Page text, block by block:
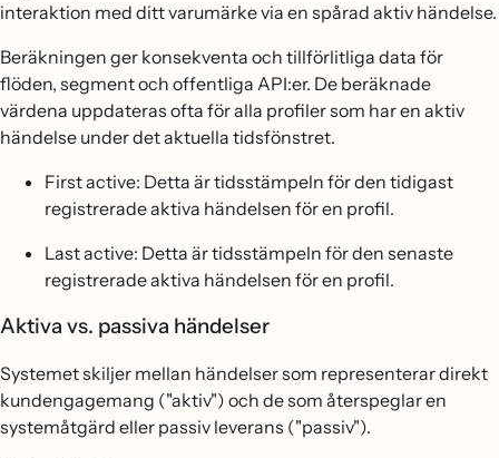
interaktion med ditt varumärke via en spårad aktiv händelse.
Beräkningen ger konsekventa och tillförlitliga data för
flöden, segment och offentliga API:er. De beräknade
värdena uppdateras ofta för alla profiler som har en aktiv
händelse under det aktuella tidsfönstret.
First active: Detta är tidsstämpeln för den tidigast
registrerade aktiva händelsen för en profil.
Last active: Detta är tidsstämpeln för den senaste
registrerade aktiva händelsen för en profil.
Aktiva vs. passiva händelser
Systemet skiljer mellan händelser som representerar direkt
kundengagemang ("aktiv") och de som återspeglar en
systemåtgärd eller passiv leverans ("passiv").